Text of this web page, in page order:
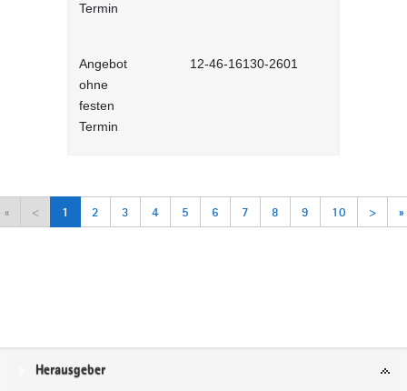
Termin
Angebot
ohne
festen
Termin
12-46-16130-2601
« < 1 2 3 4 5 6 7 8 9 10 > »
Service
Herausgeber